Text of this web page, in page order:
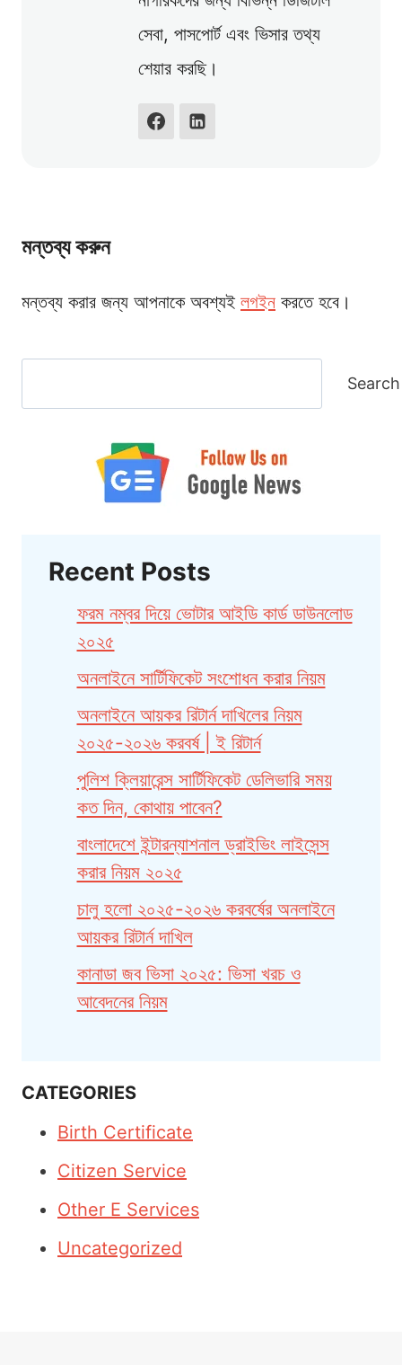
সেবা, পাসপোর্ট এবং ভিসার তথ্য
শেয়ার করছি।
মন্তব্য করুন
মন্তব্য করার জন্য আপনাকে অবশ্যই লগইন করতে হবে।
Search
Recent Posts
ফরম নম্বর দিয়ে ভোটার আইডি কার্ড ডাউনলোড
২০২৫
অনলাইনে সার্টিফিকেট সংশোধন করার নিয়ম
অনলাইনে আয়কর রিটার্ন দাখিলের নিয়ম
২০২৫-২০২৬ করবর্ষ | ই রিটার্ন
পুলিশ ক্লিয়ারেন্স সার্টিফিকেট ডেলিভারি সময়
কত দিন, কোথায় পাবেন?
বাংলাদেশে ইন্টারন্যাশনাল ড্রাইভিং লাইসেন্স
করার নিয়ম ২০২৫
চালু হলো ২০২৫-২০২৬ করবর্ষের অনলাইনে
আয়কর রিটার্ন দাখিল
কানাডা জব ভিসা ২০২৫: ভিসা খরচ ও
আবেদনের নিয়ম
CATEGORIES
Birth Certificate
Citizen Service
Other E Services
Uncategorized